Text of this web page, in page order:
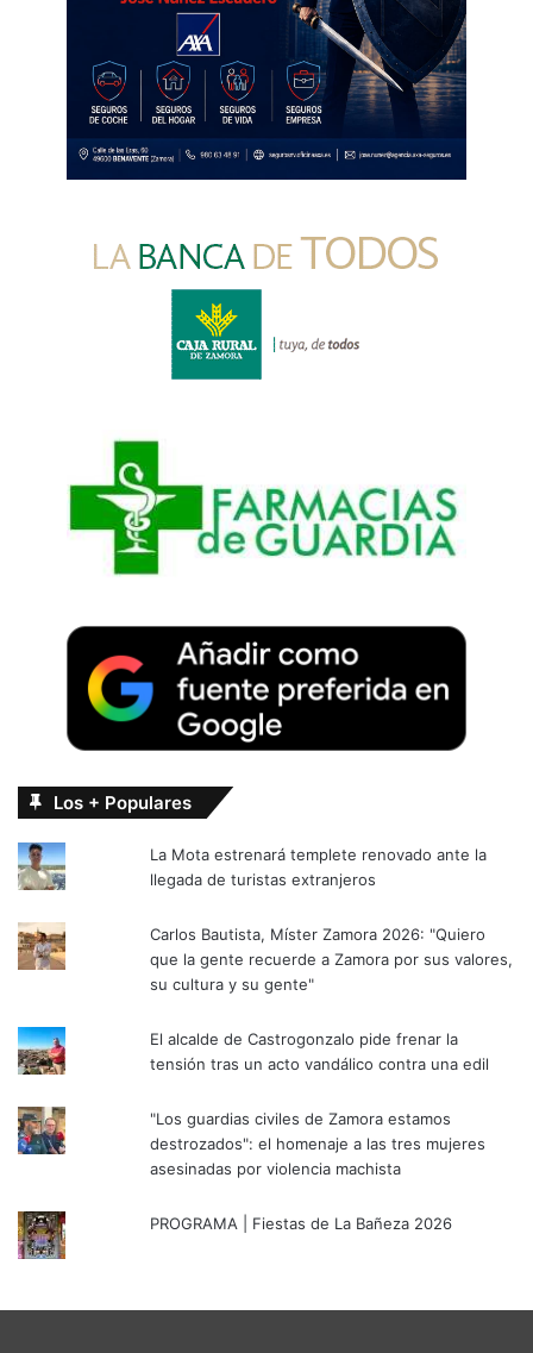
Los + Populares
La Mota estrenará templete renovado ante la
llegada de turistas extranjeros
Carlos Bautista, Míster Zamora 2026: "Quiero
que la gente recuerde a Zamora por sus valores,
su cultura y su gente"
El alcalde de Castrogonzalo pide frenar la
tensión tras un acto vandálico contra una edil
"Los guardias civiles de Zamora estamos
destrozados": el homenaje a las tres mujeres
asesinadas por violencia machista
PROGRAMA | Fiestas de La Bañeza 2026